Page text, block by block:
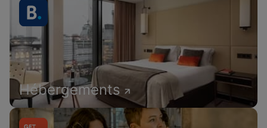
Hébergements